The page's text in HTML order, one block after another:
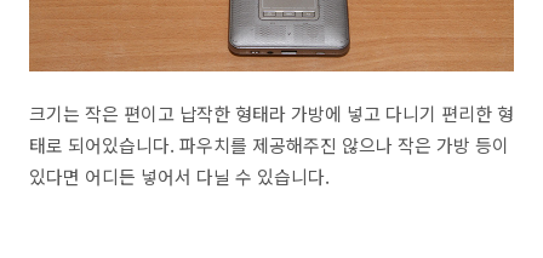
크기는 작은 편이고 납작한 형태라 가방에 넣고 다니기 편리한 형
태로 되어있습니다. 파우치를 제공해주진 않으나 작은 가방 등이
있다면 어디든 넣어서 다닐 수 있습니다.